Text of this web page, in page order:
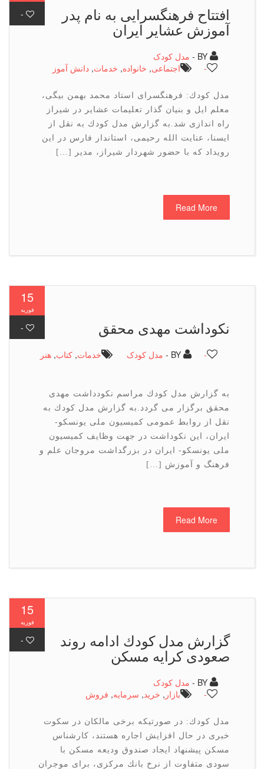
افتتاح فرهنگسرایی به نام پدر
آموزش عشایر ایران
مدل کودک
اجتماعی,خانواده, خدمات, دانش آموز
مدل كودك: فرهنگسرای استاد محمد بهمن بیگی،
معلم ایل و بنیان گذار تعلیمات عشایر در شیراز
راه اندازی شد.به گزارش مدل كودك به نقل از
ایسنا، عنایت الله رحیمی، استاندار فارس در این
رویداد كه با حضور شهردار شیراز، مدیر […]
Read More
نكوداشت مهدی محقق
BY - مدل کودک خدمات,كتاب,هنر
به گزارش مدل كودك مراسم نكودداشت مهدی
محقق برگزار می گردد.به گزارش مدل كودك به
نقل از روابط عمومی كمیسیون ملی یونسكو-
ایران، این نكوداشت در جهت وظایف كمیسیون
ملی یونسكو- ایران در بزرگداشت مروجان علم و
فرهنگ و آموزش […]
Read More
گزارش مدل كودك ادامه روند
صعودی كرایه مسكن
مدل کودک
بازار
,خرید ,سرمایه,فروش
مدل كودك: در صورتیكه برخی مالكان در سكوت
خبری در حال افزایش اجاره هستند، كارشناس
مسكن پیشنهاد ایجاد صندوق ودیعه مسكن با
سودی متفاوت از نرخ بانك مركزی، برای موجران